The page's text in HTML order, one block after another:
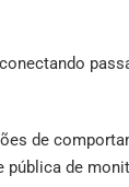
de
pública de